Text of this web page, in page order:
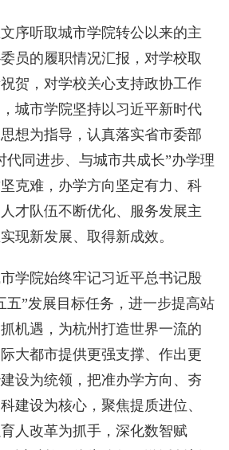
序听取城市学院转公以来的主
员的履职情况汇报，对学校取
贺，对学校关心支持政协工作
城市学院坚持以习近平新时代
想为指导，认真落实省市委部
代同进步、与城市共成长”办学理
克难，办学方向坚定有力、科
才队伍不断优化、服务发展主
现新发展、取得新成效。
学院始终牢记习近平总书记殷
五”发展目标任务，进一步提高站
机遇，为杭州打造世界一流的
大都市提供更强支撑、作出更
设为统领，把准办学方向、夯
建设为核心，聚焦提质进位、
人改革为抓手，深化数智赋